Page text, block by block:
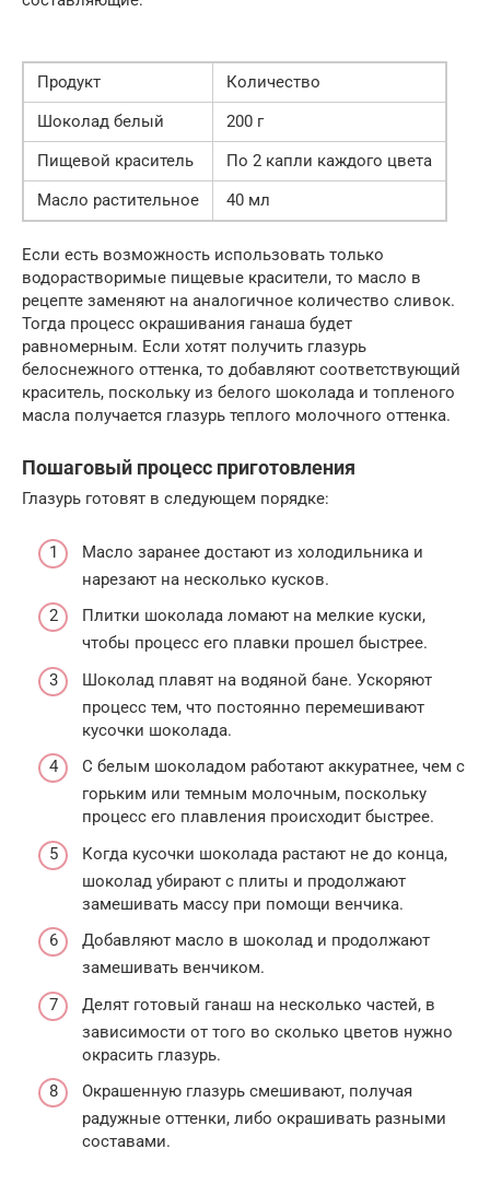
Продукт
Количество
Шоколад белый
200 г
Пищевой краситель
По 2 капли каждого цвета
Масло растительное
40 мл
Если есть возможность использовать только
водорастворимые пищевые красители, то масло в
рецепте заменяют на аналогичное количество сливок.
Тогда процесс окрашивания ганаша будет
равномерным. Если хотят получить глазурь
белоснежного оттенка, то добавляют соответствующий
краситель, поскольку из белого шоколада и топленого
масла получается глазурь теплого молочного оттенка.
Пошаговый процесс приготовления
Глазурь готовят в следующем порядке:
Масло заранее достают из холодильника и
нарезают на несколько кусков.
Плитки шоколада ломают на мелкие куски,
чтобы процесс его плавки прошел быстрее.
Шоколад плавят на водяной бане. Ускоряют
процесс тем, что постоянно перемешивают
кусочки шоколада.
С белым шоколадом работают аккуратнее, чем с
горьким или темным молочным, поскольку
процесс его плавления происходит быстрее.
Когда кусочки шоколада растают не до конца,
шоколад убирают с плиты и продолжают
замешивать массу при помощи венчика.
Добавляют масло в шоколад и продолжают
замешивать венчиком.
Делят готовый ганаш на несколько частей, в
зависимости от того во сколько цветов нужно
окрасить глазурь.
Окрашенную глазурь смешивают, получая
радужные оттенки, либо окрашивать разными
составами.